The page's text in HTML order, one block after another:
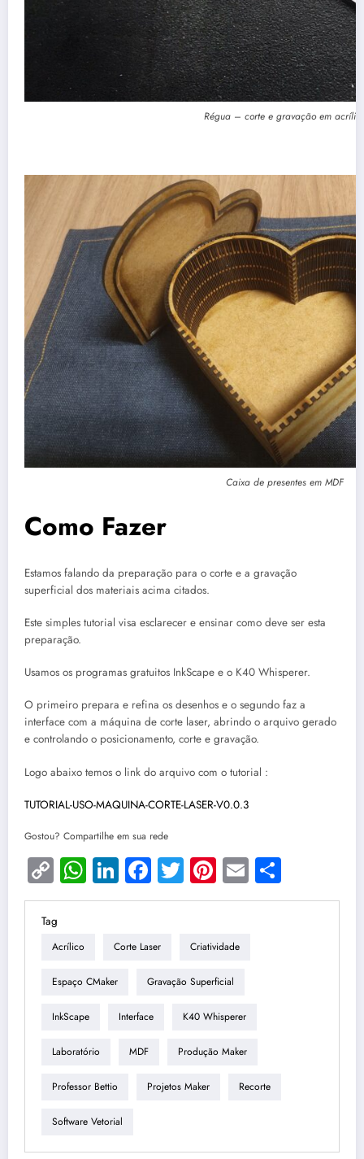
Régua – corte e gravação em
Caixa de presentes em MDF
Como Fazer
Estamos falando da preparação para o corte e a gravação
superficial dos materiais acima citados.
Este simples tutorial visa esclarecer e ensinar como deve ser esta
preparação.
Usamos os programas gratuitos InkScape e o K40 Whisperer.
O primeiro prepara e refina os desenhos e o segundo faz a
interface com a máquina de corte laser, abrindo o arquivo gerado
e controlando o posicionamento, corte e gravação.
Logo abaixo temos o link do arquivo com o tutorial :
TUTORIAL-USO-MAQUINA-CORTE-LASER-V0.0.3
Gostou? Compartilhe em sua rede
Copy
Link
WhatsApp
LinkedIn
Facebook
TwitterPinterest
Email
Tag
Acrílico Corte Laser Criatividade
Espaço CMaker Gravação Superficial
InkScape Interface K40 Whisperer
Laboratório MDF Produção Maker
Professor Bettio Projetos Maker Recorte
Software Vetorial